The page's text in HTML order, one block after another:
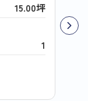
15.00坪
1